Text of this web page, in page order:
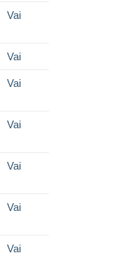
Vai
Vai
Vai
Vai
Vai
Vai
Vai